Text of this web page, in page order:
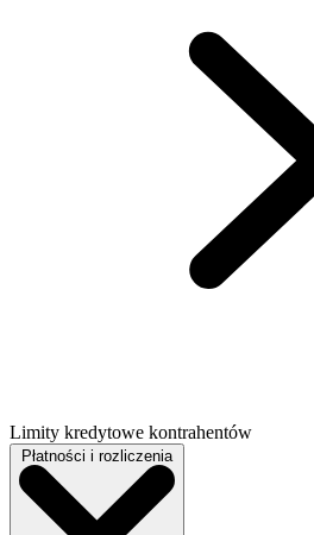
Limity kredytowe kontrahentów
Płatności i rozliczenia